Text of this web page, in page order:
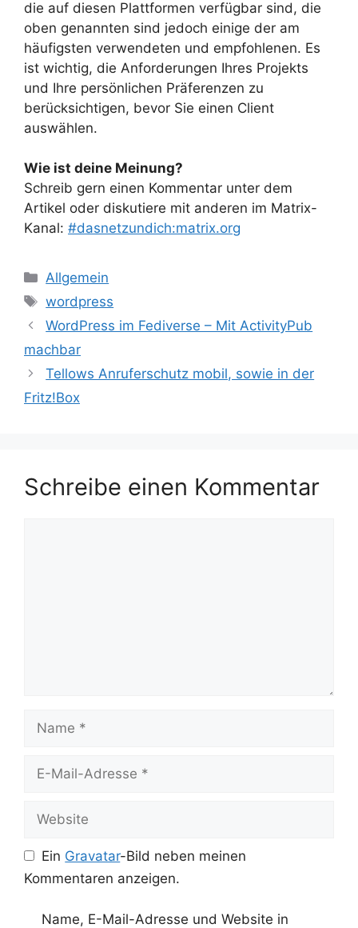
die auf diesen Plattformen verfügbar sind, die
oben genannten sind jedoch einige der am
häufigsten verwendeten und empfohlenen. Es
ist wichtig, die Anforderungen Ihres Projekts
und Ihre persönlichen Präferenzen zu
berücksichtigen, bevor Sie einen Client
auswählen.
Wie ist deine Meinung?
Schreib gern einen Kommentar unter dem
Artikel oder diskutiere mit anderen im Matrix-
Kanal: #dasnetzundich:matrix.org
Kategorien
Allgemein
Schlagwörter
wordpress
WordPress im Fediverse – Mit ActivityPub
machbar
Tellows Anruferschutz mobil, sowie in der
Fritz!Box
Schreibe einen Kommentar
Name
Website
Ein Gravatar-Bild neben meinen
Kommentaren anzeigen.
Name, E-Mail-Adresse und Website in